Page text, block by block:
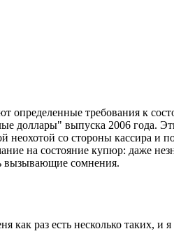
определенные требования к
доллары" выпуска 2006
со стороны кассира и
на состояние купюр: даже
вызывающие сомнения.
раз есть несколько таких, и